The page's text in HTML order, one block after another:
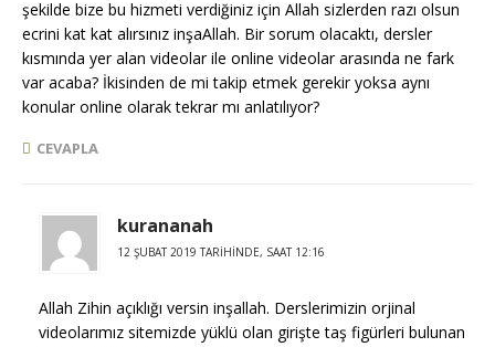
şekilde bize bu hizmeti verdiğiniz için Allah sizlerden razı olsun
ecrini kat kat alırsınız inşaAllah. Bir sorum olacaktı, dersler
kısmında yer alan videolar ile online videolar arasında ne fark
var acaba? İkisinden de mi takip etmek gerekir yoksa aynı
konular online olarak tekrar mı anlatılıyor?
CEVAPLA
kurananah
12 ŞUBAT 2019 TARIHINDE, SAAT 12:16
Allah Zihin açıklığı versin inşallah. Derslerimizin orjinal
videolarımız sitemizde yüklü olan girişte taş figürleri bulunan